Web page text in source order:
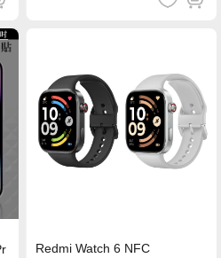
Redmi Watch 6 NFC